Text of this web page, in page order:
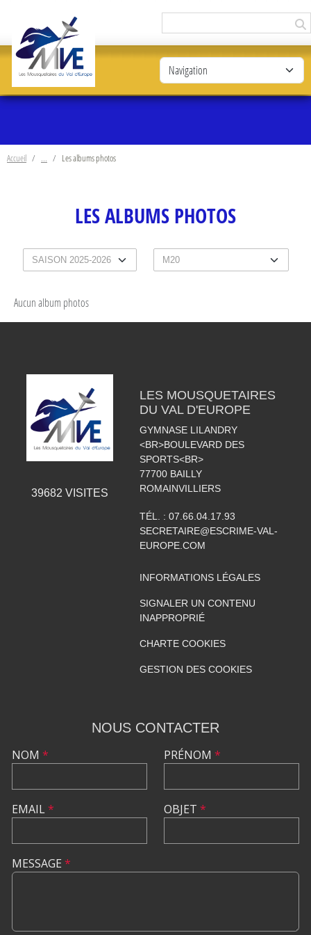
Accueil Les albums photos
LES ALBUMS PHOTOS
Aucun album photos
39682 VISITES
LES MOUSQUETAIRES
DU VAL D'EUROPE
GYMNASE LILANDRY
<BR>BOULEVARD DES
SPORTS<BR>
77700 BAILLY
ROMAINVILLIERS
TÉL. : 07.66.04.17.93
SECRETAIRE@ESCRIME-VAL-
EUROPE.COM
INFORMATIONS LÉGALES
SIGNALER UN CONTENU
INAPPROPRIÉ
CHARTE COOKIES
GESTION DES COOKIES
NOUS CONTACTER
NOM *
EMAIL*
PRÉNOM *
OBJET *
MESSAGE *